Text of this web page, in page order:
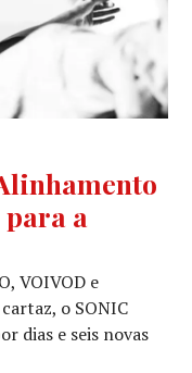
a
VOIVOD e
o SONIC
dias e seis novas
BLAST FEST: